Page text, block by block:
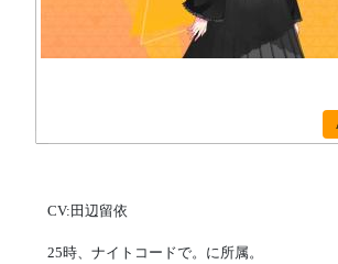
CV:田辺留依
25時、ナイトコードで。に所属。